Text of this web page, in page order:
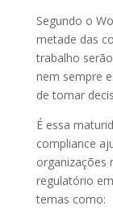
Segundo o
metade das
trabalho
nem sempre
de tomar
É essa
compliance
organizações
regulatório
temas como: